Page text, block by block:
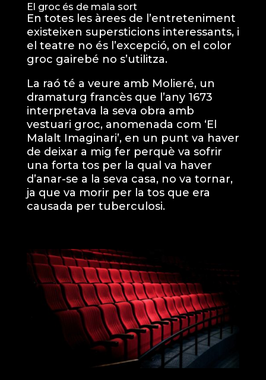
El groc és de mala sort
En totes les àrees de l’entreteniment
existeixen supersticions interessants, i
el teatre no és l’excepció, on el color
groc gairebé no s’utilitza.
La raó té a veure amb Molieré, un
dramaturg francès que l’any 1673
interpretava la seva obra amb
vestuari groc, anomenada com ‘El
Malalt Imaginari’, en un punt va haver
de deixar a mig fer perquè va sofrir
una forta tos per la qual va haver
d’anar-se a la seva casa, no va tornar,
ja que va morir per la tos que era
causada per tuberculosi.